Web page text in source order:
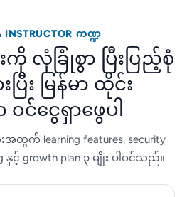
INSTRUCTOR ကဏ္ဍ
လုံခြုံစွာ ပြီးပြည့်စုံ
ြီး မြန်မာ ထိုင်း
င်ငွေရှာဖွေပါ
းအတွက် learning features, security
နှင့် growth plan ၃ မျိုး ပါဝင်သည်။